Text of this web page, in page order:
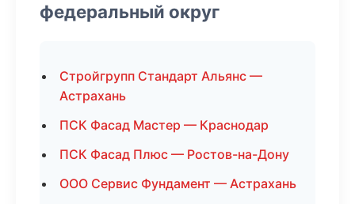
федеральный округ
Стройгрупп Стандарт Альянс —
Астрахань
ПСК Фасад Мастер — Краснодар
ПСК Фасад Плюс — Ростов-на-Дону
ООО Сервис Фундамент — Астрахань